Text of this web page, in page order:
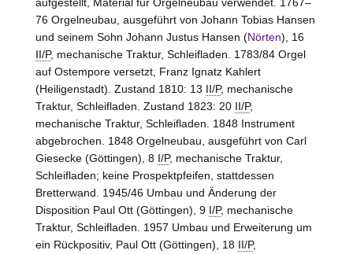
76 Orgelneubau, ausgeführt von Johann Tobias Hansen
und seinem Sohn Johann Justus Hansen (Nörten), 16
II/P, mechanische Traktur, Schleifladen. 1783/84 Orgel
auf Ostempore versetzt, Franz Ignatz Kahlert
(Heiligenstadt). Zustand 1810: 13 II/P, mechanische
Traktur, Schleifladen. Zustand 1823: 20 II/P,
mechanische Traktur, Schleifladen. 1848 Instrument
abgebrochen. 1848 Orgelneubau, ausgeführt von Carl
Giesecke (Göttingen), 8 I/P, mechanische Traktur,
Schleifladen; keine Prospektpfeifen, stattdessen
Bretterwand. 1945/46 Umbau und Änderung der
Disposition Paul Ott (Göttingen), 9 I/P, mechanische
Traktur, Schleifladen. 1957 Umbau und Erweiterung um
ein Rückpositiv, Paul Ott (Göttingen), 18 II/P,